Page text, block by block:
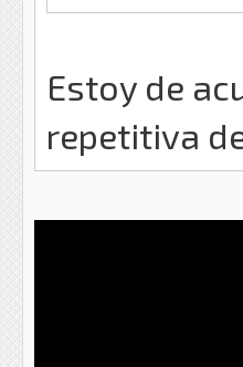
Estoy de
repetitiva